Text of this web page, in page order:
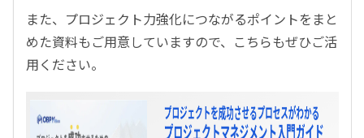
また、プロジェクト力強化につながるポイントをまと
めた資料もご用意していますので、こちらもぜひご活
用ください。